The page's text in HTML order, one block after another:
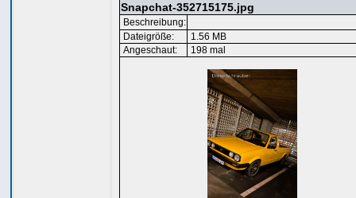
Snapchat-352715175.jpg
Beschreibung:
Dateigröße:
1.56 MB
Angeschaut:
198 mal